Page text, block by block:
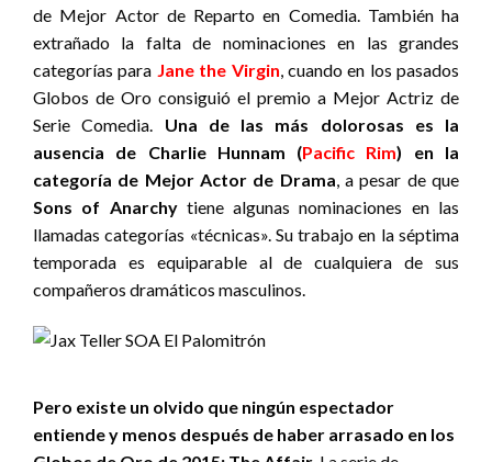
de Mejor Actor de Reparto en Comedia. También ha
extrañado la falta de nominaciones en las grandes
categorías para Jane the Virgin, cuando en los pasados
Globos de Oro consiguió el premio a Mejor Actriz de
Serie Comedia. Una de las más dolorosas es la
ausencia de Charlie Hunnam (Pacific Rim) en la
categoría de Mejor Actor de Drama, a pesar de que
Sons of Anarchytiene algunas nominaciones en las
llamadas categorías «técnicas». Su trabajo en la séptima
temporada es equiparable al de cualquiera de sus
compañeros dramáticos masculinos.
Pero existe un olvido que ningún espectador
entiende y menos después de haber arrasado en los